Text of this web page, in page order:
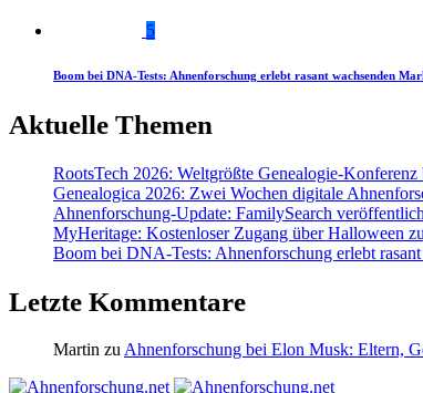
5
Boom bei DNA-Tests: Ahnenforschung erlebt rasant wachsenden
Aktuelle Themen
RootsTech 2026: Weltgrößte Genealogie-
Genealogica 2026: Zwei Wochen digitale
Ahnenforschung-Update: FamilySearch
MyHeritage: Kostenloser Zugang über Halloween
Boom bei DNA-Tests: Ahnenforschung erlebt
Letzte Kommentare
Martin zu Ahnenforschung bei Elon Musk: Eltern,